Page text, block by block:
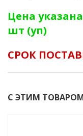
Цена
шт (уп)
СРОК
С ЭТИМ